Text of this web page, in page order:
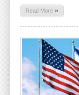
Read More »